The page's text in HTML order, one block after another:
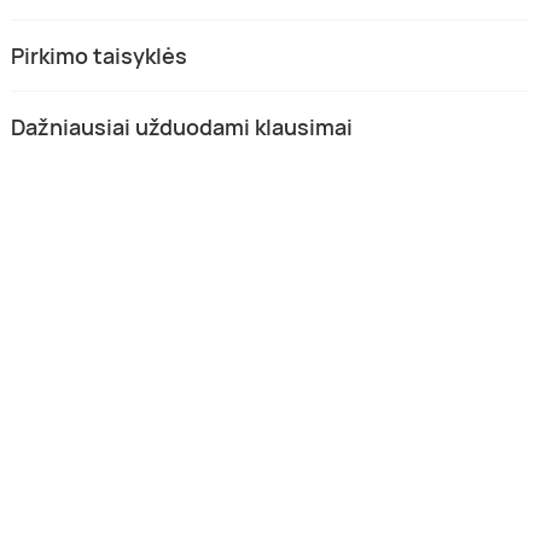
Pirkimo taisyklės
Dažniausiai užduodami klausimai